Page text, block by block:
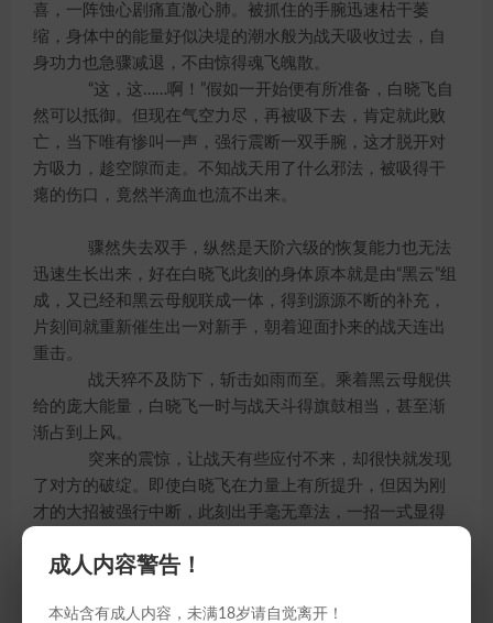
成人内容警告！
本站含有成人内容，未满18岁请自觉离开！
喜，一阵蚀心剧痛直澈心肺。被抓住的手腕迅速枯干萎
缩，身体中的能量好似决堤的潮水般为战天吸收过去，自
身功力也急骤减退，不由惊得魂飞魄散。
“这，这……啊！”假如一开始便有所准备，白晓飞自
然可以抵御。但现在气空力尽，再被吸下去，肯定就此败
亡，当下唯有惨叫一声，强行震断一双手腕，这才脱开对
方吸力，趁空隙而走。不知战天用了什么邪法，被吸得干
瘪的伤口，竟然半滴血也流不出来。
骤然失去双手，纵然是天阶六级的恢复能力也无法
迅速生长出来，好在白晓飞此刻的身体原本就是由“黑云”组
成，又已经和黑云母舰联成一体，得到源源不断的补充，
片刻间就重新催生出一对新手，朝着迎面扑来的战天连出
重击。
战天猝不及防下，斩击如雨而至。乘着黑云母舰供
给的庞大能量，白晓飞一时与战天斗得旗鼓相当，甚至渐
渐占到上风。
突来的震惊，让战天有些应付不来，却很快就发现
了对方的破绽。即使白晓飞在力量上有所提升，但因为刚
才的大招被强行中断，此刻出手毫无章法，一招一式显得
己对抗。
数，如今在他手中，赫然更具杀伤力，也更加纯熟，像是